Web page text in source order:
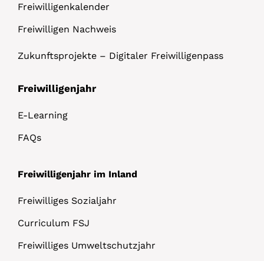
Freiwilligenkalender
Freiwilligen Nachweis
Zukunftsprojekte – Digitaler Freiwilligenpass
Freiwilligenjahr
E-Learning
FAQs
Freiwilligenjahr im Inland
Freiwilliges Sozialjahr
Curriculum FSJ
Freiwilliges Umweltschutzjahr